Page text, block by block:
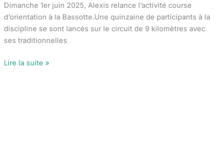
Dimanche 1er juin 2025, Alexis relance l’activité course
d’orientation à la Bassotte.Une quinzaine de participants à la
discipline se sont lancés sur le circuit de 9 kilomètres avec
ses traditionnelles
Activités
Lire la suite »